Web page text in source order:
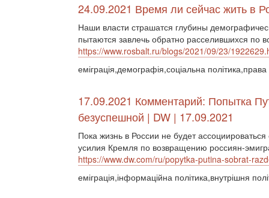
24.09.2021 Время ли сейчас жить в
Наши власти страшатся глубины
пытаются завлечь обратно расселившихся по
https://www.rosbalt.ru/blogs/2021/09/23/
еміграція,демографія,соціальна
17.09.2021 Комментарий: Попытка
безуспешной | DW | 17.09.2021
Пока жизнь в России не будет
усилия Кремля по возвращению россиян-
https://www.dw.com/ru/popytka-putina-sobrat-
еміграція,інформаційна політика,внутрішня